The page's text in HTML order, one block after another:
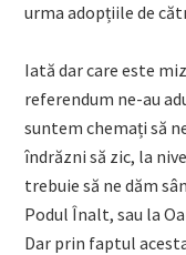
urma adopțiile de
Iată dar care este
referendum ne-au
suntem chemați să
îndrăzni să zic, la
trebuie să ne dăm
Podul Înalt, sau la
Dar prin faptul